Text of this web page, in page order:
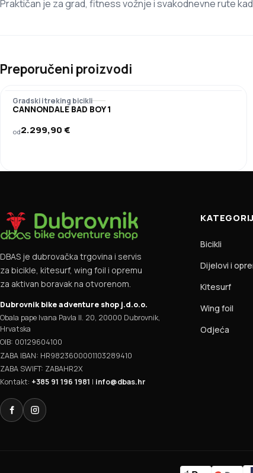
Praktičan je za grad, fitness vožnje i svakodnevne rute
Preporučeni proizvodi
Gradski i treking bicikli
CANNONDALE BAD BOY 1
od2.299,90€
DBAS je dubrovačka trgovina i servis
za bicikle, kitesurf, wing foil i opremu
za aktivan boravak na otvorenom.
Dubrovnik bike adventure shop j.d.o.o.
Obala pape Ivana Pavla II. 20, 20000 Dubrovnik,
Hrvatska
OIB: 00129604100
ZABA IBAN: HR9823600001103289410
ZABA SWIFT: ZABAHR2X
Kontakt: +385 91 196 1981 | info@dbas.hr
FacebookInstagram
Bicikli
Dijelovi i
Kitesurf
Wing foil
Odjeća